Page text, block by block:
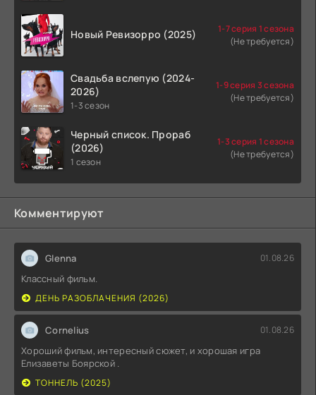
Новый Ревизорро (2025)
1-7 серия 1 сезона
(Не требуется)
Свадьба вслепую (2024-
2026)
1-3 сезон
1-9 серия 3 сезона
(Не требуется)
Черный список. Прораб
(2026)
1 сезон
1-3 серия 1 сезона
(Не требуется)
Комментируют
Glenna 01.08.26
Классный фильм.
ДЕНЬ РАЗОБЛАЧЕНИЯ (2026)
Cornelius 01.08.26
Хороший фильм, интересный сюжет, и хорошая игра
Елизаветы Боярской .
ТОННЕЛЬ (2025)